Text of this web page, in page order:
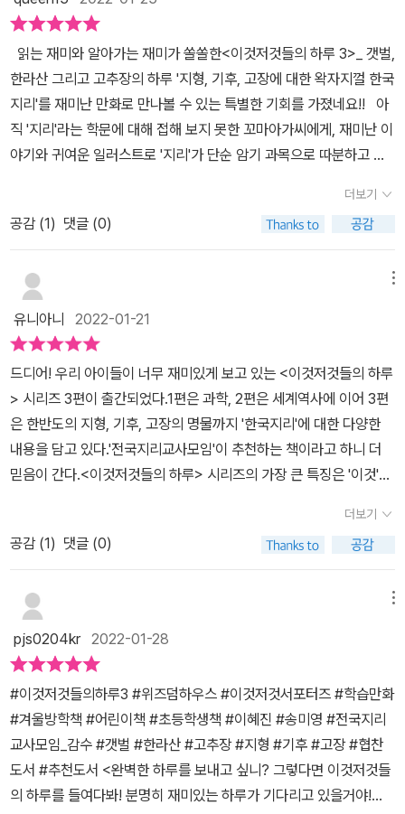
의 역사/지리와 밀접한 관련이 있다는 점에서 상당히 유익해 보인다.
귀여운 그림으로 그려져 있기에 아이들이 보다 쉽게 접근할 수 있는
책이며 내용 전달에 있어서 재미에 치중되기 보다는 '한국 지리 만
화'라는 말에 걸맞게 지형과 기후, 고장에 대한 알찬 내용 구성이 돋보
인다. 이전의 2권에 비해 3권의 경우에는 국내편으로 한국 지리 이
야기에 집중하고 있기 때문에 우리의 문화와 지형, 지리에 대해 잘 알
수 있는 기회가 될 것이다. 게다가 보통 한 페이지에 하나의 이야기를
담고 있기 때문에 부담스럽지 않게 읽을 수 있다. 전국 각지의 유명 지
역, 특산품, 특별한 지형와 흥미를 자아내는 지리 이야기에 역사적 사
들이라 꼭 교과연계에 초점을 맞추지 않더라도 아이들이 읽어보면 상
당히 유익할만한 내용들도 채워진 책이라는 것을 알 수 있을 것이다.
책의 말미에는 단어 정리를 통해서 앞서 나온 단어들의 뜻을 사전처
럼 잘 정리해두었고 전반적으로 내용 자체도 아이들의 눈높이에서 너
무 어렵지 않도록 잘 쓰여진것 같다. 앞서 이야기한 학년에 해당하는
아이를 둔 집이라면 아이들에게 학습과 독서용으로 추천해도 좋을만
한 책이라고 생각한다. - 출판사에서 도서를 제공받아 본인의 주관
적인 견해에 의하여 리뷰를 작성했습니다.
읽는 재미와 알아가는 재미가 쏠쏠한<이것저것들의 하루 3>_ 갯벌,
한라산 그리고 고추장의 하루 '지형, 기후, 고장에 대한 왁자지껄 한국
지리'를 재미난 만화로 만나볼 수 있는 특별한 기회를 가졌네요!! 아
직 '지리'라는 학문에 대해 접해 보지 못한 꼬마아가씨에게, 재미난 이
야기와 귀여운 일러스트로 '지리'가 단순 암기 과목으로 따분하고 어
길 바라는 마음을 담아서~^^ 이번 책을 읽게 되었네요! ㅋㅋ 그런데,
아이도 아이지만 제가 더 재미있게이야기 속으로 쏘옥 몇일째 빠져
있네요. 일단 <이것저것의 하루 3>은 쉽고 재미가 있으면,책의 구성
과 내용이 탄탄하게 잘 되어 있어요^^1장은 지형의 이것저것들이 등
장하고,2장은 기후의 이것저것,그리고 3장은 우리 지역의 이것저것
들이 나오는데..시간나는 틈틈이 아이랑 함께 열씸히 읽고 있네요!! 학
습만화를 사실 경계하는 면이 있지만, 한국 지리를 처음 접하는 꼬마
아가씨에게는 정말 딱!이네요~ 꼬마 아가씨를 위한 '한국 지리 입문
서'라지만,성인이 된 저에게도 무척 흥미롭게 다가오면서지식을 살
찌워 주는 이야기가 많이 담겨 있네요~^^ '개나리가 대표 봄꽃인데,
왜 가끔 가을에 꽃을 피우려고하는지? 24 절기가 의미하는 것이 무
엇인지?여름에는 장마전서이 왜 생기는 것인지?' 등등 어릴 때는 무
턱대고 외우기만 해서, 시간이 지나면 잊어버리기가 일수 였는데.. 요
로큼 귀여운 그림에, 내용도 이해하기 쉽게 해 주니~ ^^저 역시 지식
서울 랜드마크 임을 말하는 N 서울타워, 최초 타이틀의 부자인 인천
광역시 이야기 및 자유롭지 않은 '자유로' 이야기등 재미난 이야기가
가득가득 한<이것저것의 하루 3>을 옆에 두고서,꾸준히 봐야 겠어
요!! - 서평단으로 선정되어 출판사로부터 그림책을 제공받아 작성한
리뷰입니다 -
더보기
공감 (1) 댓글 (0)
유니아니 2022-01-21
드디어! 우리 아이들이 너무 재미있게 보고 있는 <이것저것들의 하루
> 시리즈 3편이 출간되었다.1편은 과학, 2편은 세계역사에 이어 3편
은 한반도의 지형, 기후, 고장의 명물까지 '한국지리'에 대한 다양한
내용을 담고 있다.'전국지리교사모임'이 추천하는 책이라고 하니 더
믿음이 간다.<이것저것들의 하루> 시리즈의 가장 큰 특징은 '이것'
으로 표현된 만화 형식이다.아이들이 흔히 학습만화를 많이들 좋아하
는데 일반적인 학습만화들은 지식을 얻는 과정에서 흥미유발 때문에
약간의 자극적인 언어나 폭력적인 행동이 표현되곤 해서 마음 한 켠
불안하다.하지만 이 책은 불편한 부분 없이 재미있으면서도 지식을
과 제주도 화산을 특히 흥미로워했다. 충북 단양의 고수동굴에 다녀
온 경험이 있고, 제주도 여행을 워낙 좋아하기 때문이었던 것 같다.겨
울방학동안 아이들과 함께 읽고 우리나라 곳곳의 지형을 알아보고 지
리여행을 떠나보는 것도 좋을 것 같다.초등학교 아이들 이 책 한 권이
면 아주 재미있게 한국지리의 개념을 익힐 수 있지 않을까, 라떼는 왜
이런 책이 없었을까 새삼 요즘 어린이들이 부러워지는 책, 더 많은 어
린이들이 이 책을 보면 좋을 것 같아 추천한다.우리 아이들은 벌써 4
더보기
공감 (1) 댓글 (0)
pjs0204kr2022-01-28
#이것저것들의하루3 #위즈덤하우스 #이것저것서포터즈 #학습만화
#겨울방학책 #어린이책 #초등학생책 #이혜진 #송미영 #전국지리
교사모임_감수 #갯벌 #한라산 #고추장 #지형 #기후 #고장 #협찬
도서 #추천도서 <완벽한 하루를 보내고 싶니? 그렇다면 이것저것들
의 하루를 들여다봐! 분명히 재미있는 하루가 기다리고 있을거야!